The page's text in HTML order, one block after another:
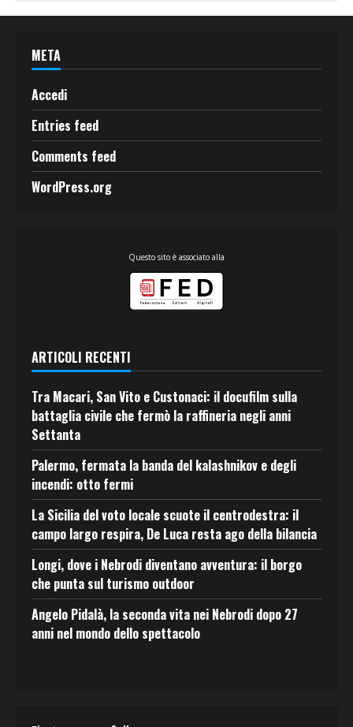
META
Accedi
Entries feed
Comments feed
WordPress.org
Questo sito è associato alla
ARTICOLI RECENTI
Tra Macari, San Vito e Custonaci: il docufilm sulla
battaglia civile che fermò la raffineria negli anni
Settanta
Palermo, fermata la banda del kalashnikov e degli
incendi: otto fermi
La Sicilia del voto locale scuote il centrodestra: il
campo largo respira, De Luca resta ago della bilancia
Longi, dove i Nebrodi diventano avventura: il borgo
che punta sul turismo outdoor
Angelo Pidalà, la seconda vita nei Nebrodi dopo 27
anni nel mondo dello spettacolo